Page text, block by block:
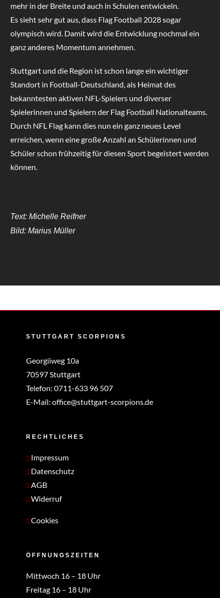
mehr in der Breite und auch in Schulen entwickeln.
Es sieht sehr gut aus, dass Flag Football 2028 sogar
olympisch wird. Damit wird die Entwicklung nochmal ein
ganz anderes Momentum annehmen.
Stuttgart und die Region ist schon lange ein wichtiger
Standort in Football-Deutschland, als Heimat des
bekanntesten aktiven NFL-Spielers und diverser
Spielerinnen und Spielern der Flag Football Nationalteams.
Durch NFL Flag kann dies nun ein ganz neues Level
erreichen, wenn eine große Anzahl an Schülerinnen und
Schüler schon frühzeitig für diesen Sport begeistert werden
können.
Text: Michelle Reifner
Bild: Marius Müller
STUTTGART SCORPIONS
Georgiiweg 10a
70597 Stuttgart
Telefon: 0711-633 96 507
E-Mail: office@stuttgart-scorpions.de
RECHTLICHES
Impressum
Datenschutz
AGB
Widerruf
Cookies
ÖFFNUNGSZEITEN
Mittwoch 16 – 18 Uhr
Freitag 16 – 18 Uhr